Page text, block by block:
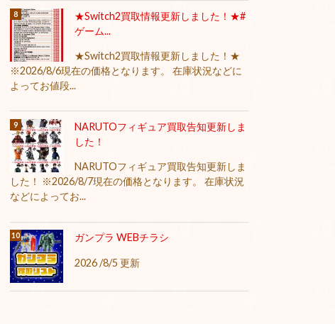
★Switch2買取情報更新しました！★#
ゲーム...
★Switch2買取情報更新しました！★
※2026/8/6現在の価格となります。 在庫状況などに
よってお値段...
NARUTOフィギュア買取告知更新しま
した！
NARUTOフィギュア買取告知更新しま
した！ ※2026/8/7現在の価格となります。 在庫状況
などによってお...
ガンプラ WEBチラシ
2026 /8/5 更新